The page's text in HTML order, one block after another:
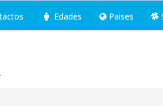
Edades Paises